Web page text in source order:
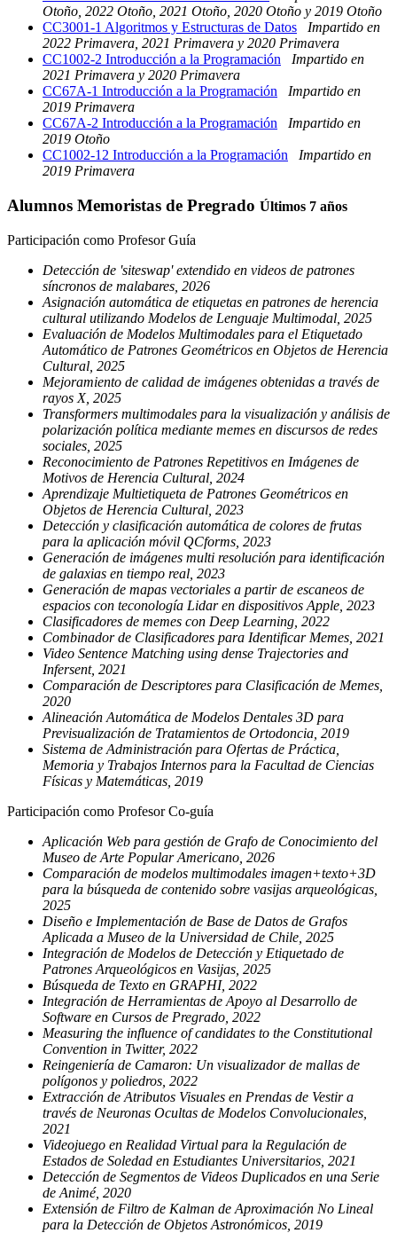
Otoño, 2022 Otoño, 2021 Otoño, 2020 Otoño y 2019 Otoño
CC3001-1 Algoritmos y Estructuras de Datos
Impartido en
2022 Primavera, 2021 Primavera y 2020 Primavera
CC1002-2 Introducción a la Programación
Impartido en
2021 Primavera y 2020 Primavera
CC67A-1 Introducción a la Programación
Impartido en
2019 Primavera
CC67A-2 Introducción a la Programación
Impartido en
2019 Otoño
CC1002-12 Introducción a la Programación
Impartido en
2019 Primavera
Alumnos Memoristas de Pregrado Últimos 7 años
Participación como Profesor Guía
Detección de 'siteswap' extendido en videos de patrones
síncronos de malabares, 2026
Asignación automática de etiquetas en patrones de herencia
cultural utilizando Modelos de Lenguaje Multimodal, 2025
Evaluación de Modelos Multimodales para el Etiquetado
Automático de Patrones Geométricos en Objetos de Herencia
Cultural, 2025
Mejoramiento de calidad de imágenes obtenidas a través de
rayos X, 2025
Transformers multimodales para la visualización y análisis de
polarización política mediante memes en discursos de redes
sociales, 2025
Reconocimiento de Patrones Repetitivos en Imágenes de
Motivos de Herencia Cultural, 2024
Aprendizaje Multietiqueta de Patrones Geométricos en
Objetos de Herencia Cultural, 2023
Detección y clasificación automática de colores de frutas
para la aplicación móvil QCforms, 2023
Generación de imágenes multi resolución para identificación
de galaxias en tiempo real, 2023
Generación de mapas vectoriales a partir de escaneos de
espacios con teconología Lidar en dispositivos Apple, 2023
Clasificadores de memes con Deep Learning, 2022
Combinador de Clasificadores para Identificar Memes, 2021
Video Sentence Matching using dense Trajectories and
Infersent, 2021
Comparación de Descriptores para Clasificación de Memes,
2020
Alineación Automática de Modelos Dentales 3D para
Previsualización de Tratamientos de Ortodoncia, 2019
Sistema de Administración para Ofertas de Práctica,
Memoria y Trabajos Internos para la Facultad de Ciencias
Físicas y Matemáticas, 2019
Participación como Profesor Co-guía
Aplicación Web para gestión de Grafo de Conocimiento del
Museo de Arte Popular Americano, 2026
Comparación de modelos multimodales imagen+texto+3D
para la búsqueda de contenido sobre vasijas arqueológicas,
2025
Diseño e Implementación de Base de Datos de Grafos
Aplicada a Museo de la Universidad de Chile, 2025
Integración de Modelos de Detección y Etiquetado de
Patrones Arqueológicos en Vasijas, 2025
Búsqueda de Texto en GRAPHI, 2022
Integración de Herramientas de Apoyo al Desarrollo de
Software en Cursos de Pregrado, 2022
Measuring the influence of candidates to the Constitutional
Convention in Twitter, 2022
Reingeniería de Camaron: Un visualizador de mallas de
polígonos y poliedros, 2022
Extracción de Atributos Visuales en Prendas de Vestir a
través de Neuronas Ocultas de Modelos Convolucionales,
2021
Videojuego en Realidad Virtual para la Regulación de
Estados de Soledad en Estudiantes Universitarios, 2021
Detección de Segmentos de Videos Duplicados en una Serie
de Animé, 2020
Extensión de Filtro de Kalman de Aproximación No Lineal
para la Detección de Objetos Astronómicos, 2019